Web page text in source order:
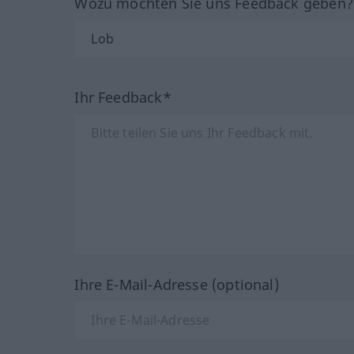
Ihr Feedback*
Ihre E-Mail-Adresse (optional)